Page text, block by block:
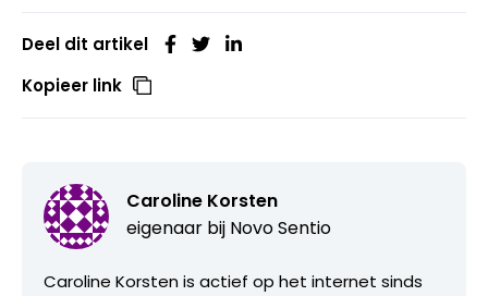
Deel dit artikel
Kopieer link
Caroline Korsten
eigenaar bij Novo Sentio
Caroline Korsten is actief op het internet sinds